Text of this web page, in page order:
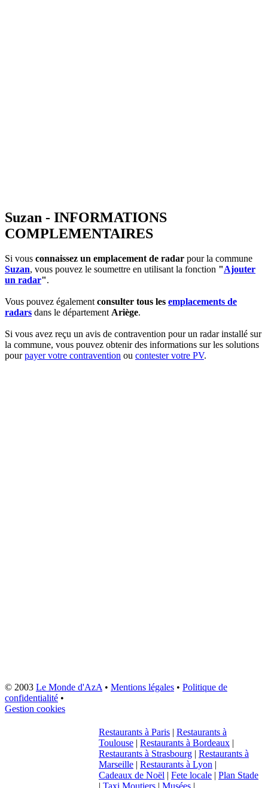
Suzan - INFORMATIONS
COMPLEMENTAIRES
Si vous connaissez un emplacement de radar pour la commune
Suzan, vous pouvez le soumettre en utilisant la fonction "Ajouter
un radar".
Vous pouvez égalementconsulter tous les emplacements de
radars dans le départementAriège.
Si vous avez reçu un avis de contravention pour un radar installé sur
la commune, vous pouvez obtenir des informations sur les solutions
pourpayer votre contravention ou contester votre PV.
© 2003 Le Monde d'AzA• Mentions légales • Politique de
confidentialité •
Gestion cookies
Restaurants à Paris | Restaurants à
Toulouse | Restaurants à Bordeaux |
Restaurants à Strasbourg | Restaurants à
Marseille | Restaurants à Lyon |
Cadeaux de Noël | Fete locale | Plan Stade